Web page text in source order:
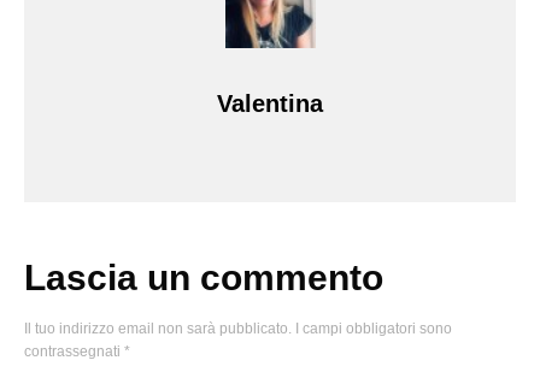
Valentina
Lascia un commento
Il tuo indirizzo email non sarà pubblicato.
I campi obbligatori sono
contrassegnati *